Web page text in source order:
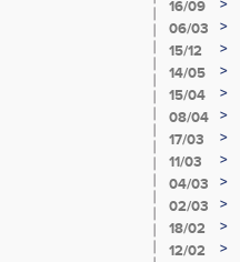
16/09
>
06/03
>
15/12
>
14/05
>
15/04 >
08/04
>
17/03 >
11/03
>
04/03
>
02/03
>
18/02
>
12/02
>